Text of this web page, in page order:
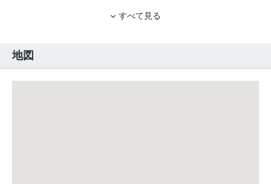
すべて見る
地図